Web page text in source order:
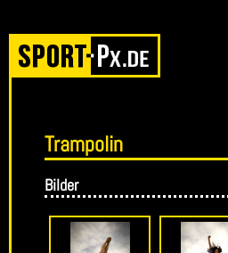
Trampolin
Bilder